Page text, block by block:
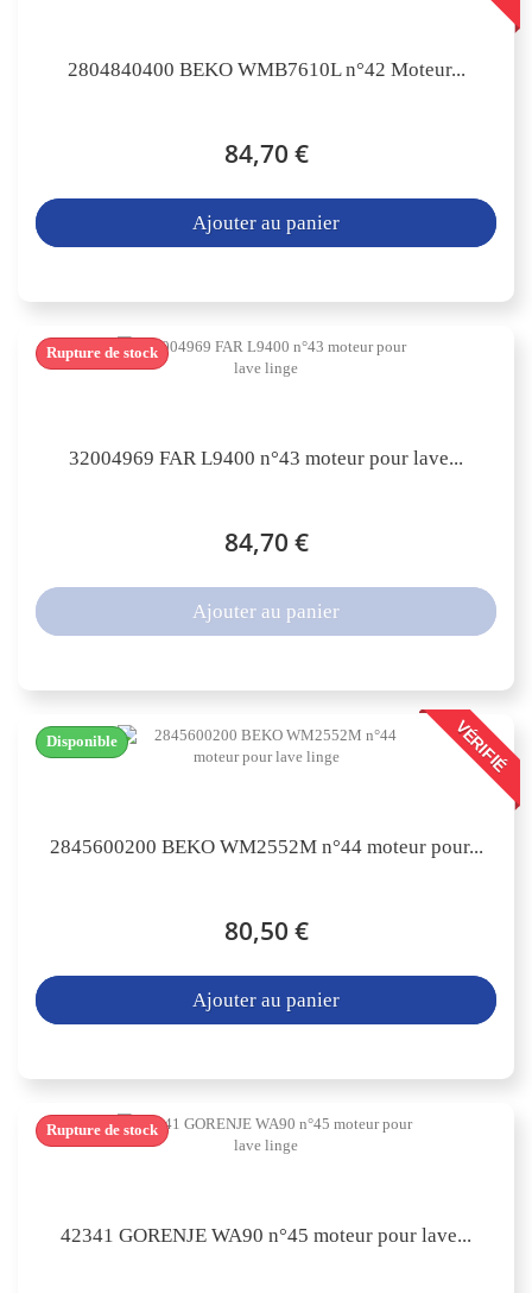
2804840400 BEKO WMB7610L n°42 Moteur...
84,70 €
Ajouter au panier
32004969 FAR L9400 n°43 moteur pour lave...
84,70 €
Rupture de stock
Ajouter au panier
VÉRIFIÉ
2845600200 BEKO WM2552M n°44 moteur pour...
80,50 €
Disponible
Ajouter au panier
42341 GORENJE WA90 n°45 moteur pour lave...
Rupture de stock